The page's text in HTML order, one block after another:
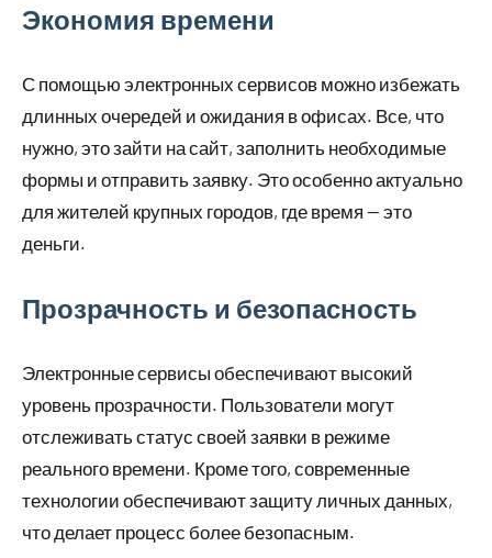
Экономия времени
С помощью электронных сервисов можно избежать
длинных очередей и ожидания в офисах. Все, что
нужно, это зайти на сайт, заполнить необходимые
формы и отправить заявку. Это особенно актуально
для жителей крупных городов, где время — это
деньги.
Прозрачность и безопасность
Электронные сервисы обеспечивают высокий
уровень прозрачности. Пользователи могут
отслеживать статус своей заявки в режиме
реального времени. Кроме того, современные
технологии обеспечивают защиту личных данных,
что делает процесс более безопасным.